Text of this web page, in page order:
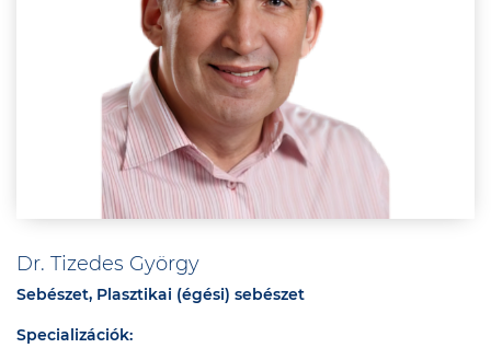
Dr. Tizedes György
Sebészet, Plasztikai (égési) sebészet
Specializációk: